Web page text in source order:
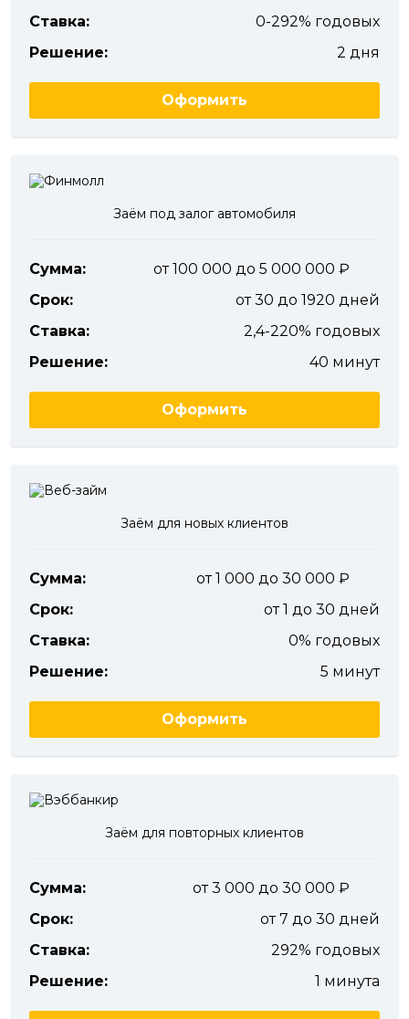
Ставка:
0-292% годовых
Решение:
2 дня
Оформить
Заём под залог автомобиля
Сумма:
от 100 000 до 5 000 000
Срок:
от 30 до 1920 дней
Ставка:
2,4-220% годовых
Решение:
40 минут
Оформить
Заём для новых клиентов
Сумма:
от 1 000 до 30 000
Срок:
от 1 до 30 дней
Ставка:
0% годовых
Решение:
5 минут
Оформить
Заём для повторных клиентов
Сумма:
от 3 000 до 30 000
Срок:
от 7 до 30 дней
Ставка:
292% годовых
Решение:
1 минута